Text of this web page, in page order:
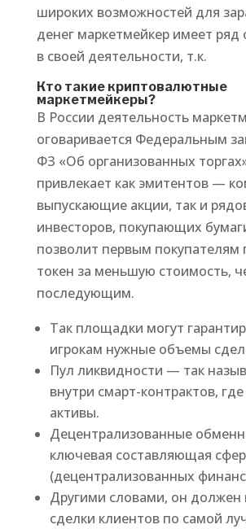
широких возможностей для
денег маркетмейкер имеет ряд
в своей деятельности, т.к.
Кто такие криптовалютные
маркетмейкеры?
В России деятельность
оговаривается Федеральным
ФЗ «Об организованных
привлекает как эмитентов —
выпускающие акции, так и
инвесторов, покупающих
позволит первым покупателям
токен за меньшую стоимость,
последующим.
Так площадки могут
игрокам нужные объемы
Пул ликвидности — так
внутри смарт-контрактов,
активы.
Децентрализованные
ключевая составляющая
(децентрализованных
Другими словами, он должен
сделки клиентов по самой